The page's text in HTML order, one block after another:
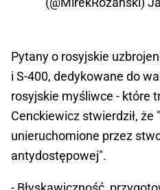
Pytany o rosyjskie
i S-400, dedykowane do
rosyjskie myśliwce - które
Cenckiewicz stwierdził, że
unieruchomione przez
antydostępowej".